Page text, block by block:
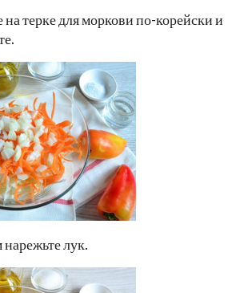
терке для моркови по-корейски и
лук.